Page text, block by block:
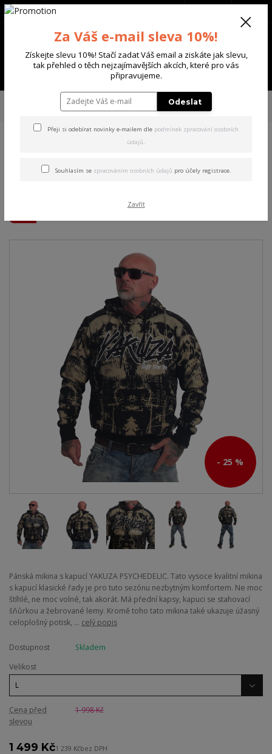
Menu
+420 702 136 620
MIKINY
Yakuza pánská mikina s kapucí Psychodelic
kapucí Psychodelic Hoodie
- 25 %
Pánská mikina s kapucí YAKUZA PSYCHEDELIC. Tato vysoce kvalitní mikina
s kapucí klasické řady je pro tuto sezónu nezbytným komfortem. Ne moc
štíhlé, ne moc volné, tak akorát. Má přední kapsy, kapuci se stahovací
šňůrkou a žebrované lemy. Kromě toho tato mikina také ukazuje úžasný
celoplošný potisk, ... celý popis
Dostupnost
Skladem
Velikost
Cena před
slevou
1 998 Kč
1 499 Kč1 239 Kčbez DPH
Za Váš e-mail sleva 10%!
Získejte slevu 10%! Stačí zadat Váš email a ziskáte jak slevu,
tak přehled o těch nejzajímavějších akcích, které pro vás
připravujeme.
Odeslat
Přeji si odebírat novinky e-mailem dle podmínek zpracování osobních
údajů.
Souhlasím se zpracováním osobních údajů pro účely registrace.
Zavřít